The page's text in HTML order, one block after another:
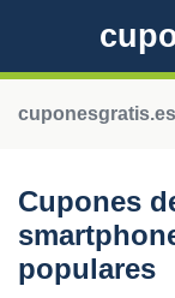
cuponesgratis.es
Cupones
populares